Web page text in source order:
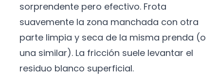
sorprendente pero efectivo. Frota
suavemente la zona manchada con otra
parte limpia y seca de la misma prenda (o
una similar). La fricción suele levantar el
residuo blanco superficial.